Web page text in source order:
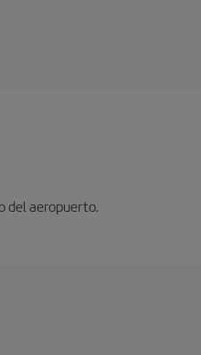
del aeropuerto.